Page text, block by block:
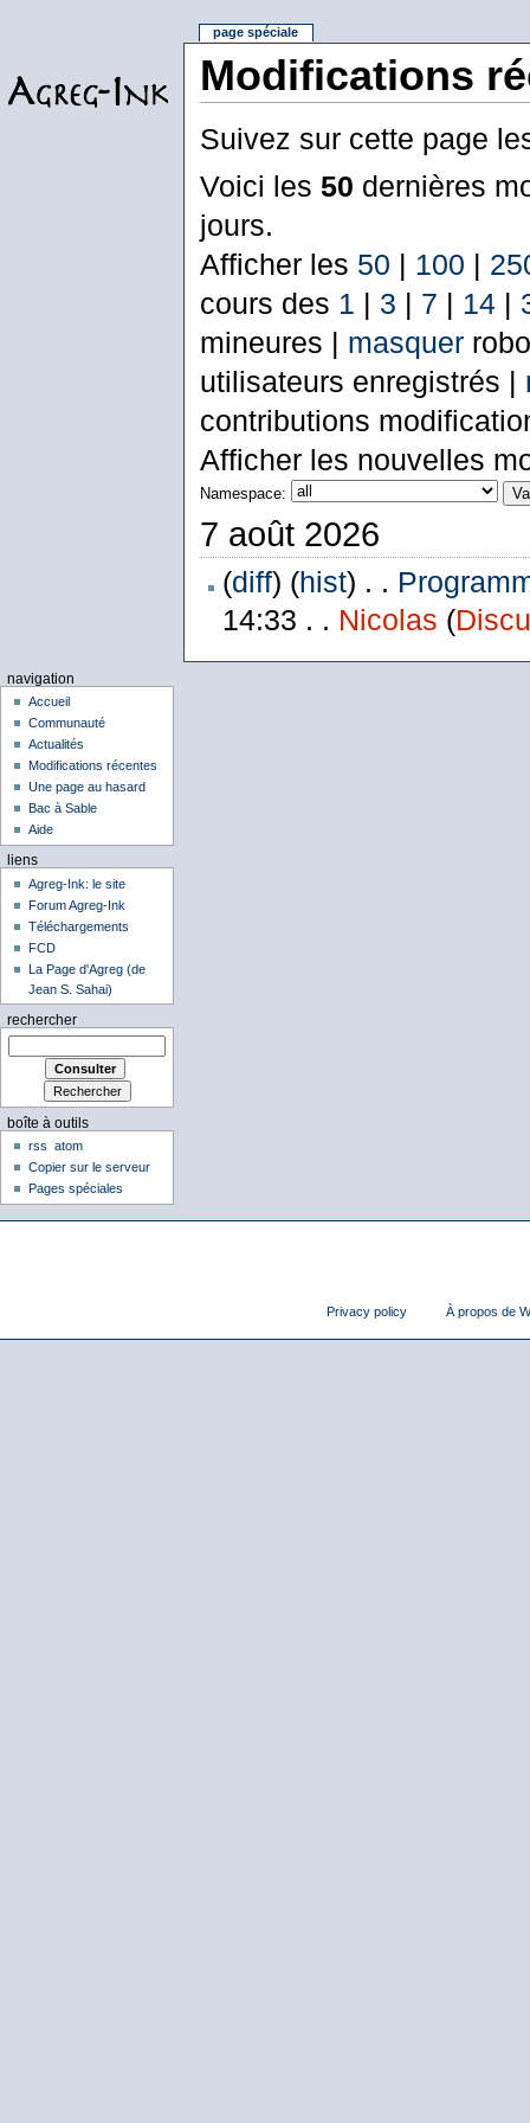
Modifications
Suivez sur cette page
Voici les 50 dernières
jours.
Afficher les 50 | 100 |
cours des 1 | 3 | 7 | 14|
mineures | masquer
utilisateurs enregistrés |
contributions
Afficher les nouvelles
Namespace:
7 août 2026
(diff) (hist) . .
14:33 . . Nicolas (
page spéciale
navigation
Accueil
Communauté
Actualités
Modifications récentes
Une page au hasard
Bac à Sable
Aide
liens
Agreg-Ink: le site
Forum Agreg-Ink
Téléchargements
FCD
La Page d'Agreg (de
Jean S. Sahai)
rechercher
boîte à outils
rss
atom
Copier sur le serveur
Pages spéciales
Privacy policy À propos de